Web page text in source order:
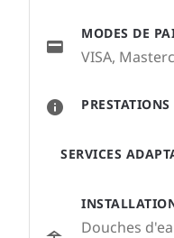
PRESTATIONS
SERVICES
Douches
MODES DE
VISA,